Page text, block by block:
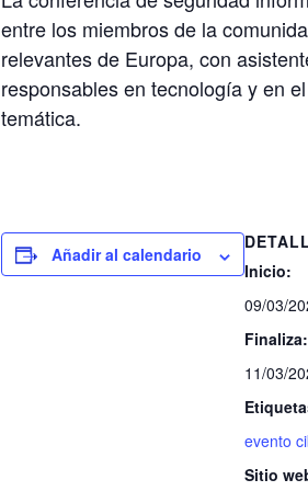
entre los miembros de la
relevantes de Europa, con
responsables en tecnología y en
temática.
Añadir al calendario
Inicio:
09/03/
Finaliza:
11/03/
evento
Sitio